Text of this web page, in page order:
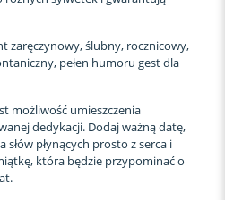
zaręczynowy, ślubny, rocznicowy,
pełen humoru gest dla
możliwość umieszczenia
dedykacji. Dodaj ważną datę,
płynących prosto z serca i
która będzie przypominać o